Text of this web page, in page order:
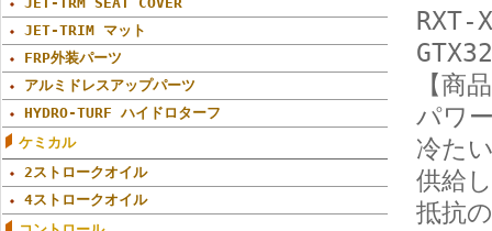
JET-TRIM マット
FRP外装パーツ
アルミドレスアップパーツ
HYDRO-TURF ハイドロターフ
ケミカル
2ストロークオイル
4ストロークオイル
RXT-
【商
パワ
冷た
供給
抵抗